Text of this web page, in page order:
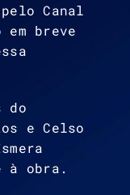
Canal
breve
do
e Celso
à obra.